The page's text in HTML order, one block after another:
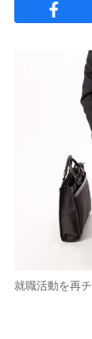
就職活動を再